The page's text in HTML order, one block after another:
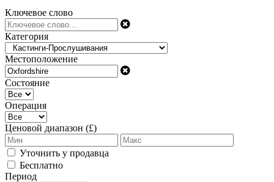
Ключевое слово
Категория
Местоположение
Состояние
Операция
Ценовой диапазон (£)
Уточнить у продавца
Бесплатно
Период